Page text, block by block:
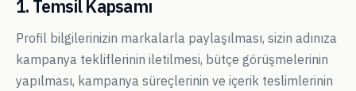
1. Temsil Kapsamı
Profil bilgilerinizin markalarla paylaşılması, sizin adınıza
kampanya tekliflerinin iletilmesi, bütçe görüşmelerinin
yapılması, kampanya süreçlerinin ve içerik teslimlerinin